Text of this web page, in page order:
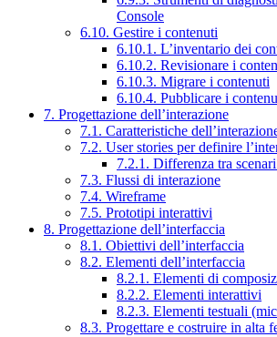
Console
6.10. Gestire i contenuti
6.10.1. L’inventario dei
6.10.2. Revisionare i
6.10.3. Migrare i contenuti
6.10.4. Pubblicare i
7. Progettazione dell’interazione
7.1. Caratteristiche
7.2. User stories per definire
7.2.1. Differenza tra
7.3. Flussi di interazione
7.4. Wireframe
7.5. Prototipi interattivi
8. Progettazione dell’interfaccia
8.1. Obiettivi dell’interfaccia
8.2. Elementi dell’interfaccia
8.2.1. Elementi di
8.2.2. Elementi interattivi
8.2.3. Elementi testuali
8.3. Progettare e costruire in alta